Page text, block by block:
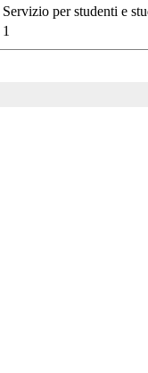
Servizio per studenti e
1